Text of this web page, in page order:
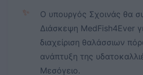
✨
Ο υπουργός Σχοινάς θα
Διάσκεψη MedFish4Ever
διαχείριση θαλάσσιων
ανάπτυξη της
Μεσόγειο.